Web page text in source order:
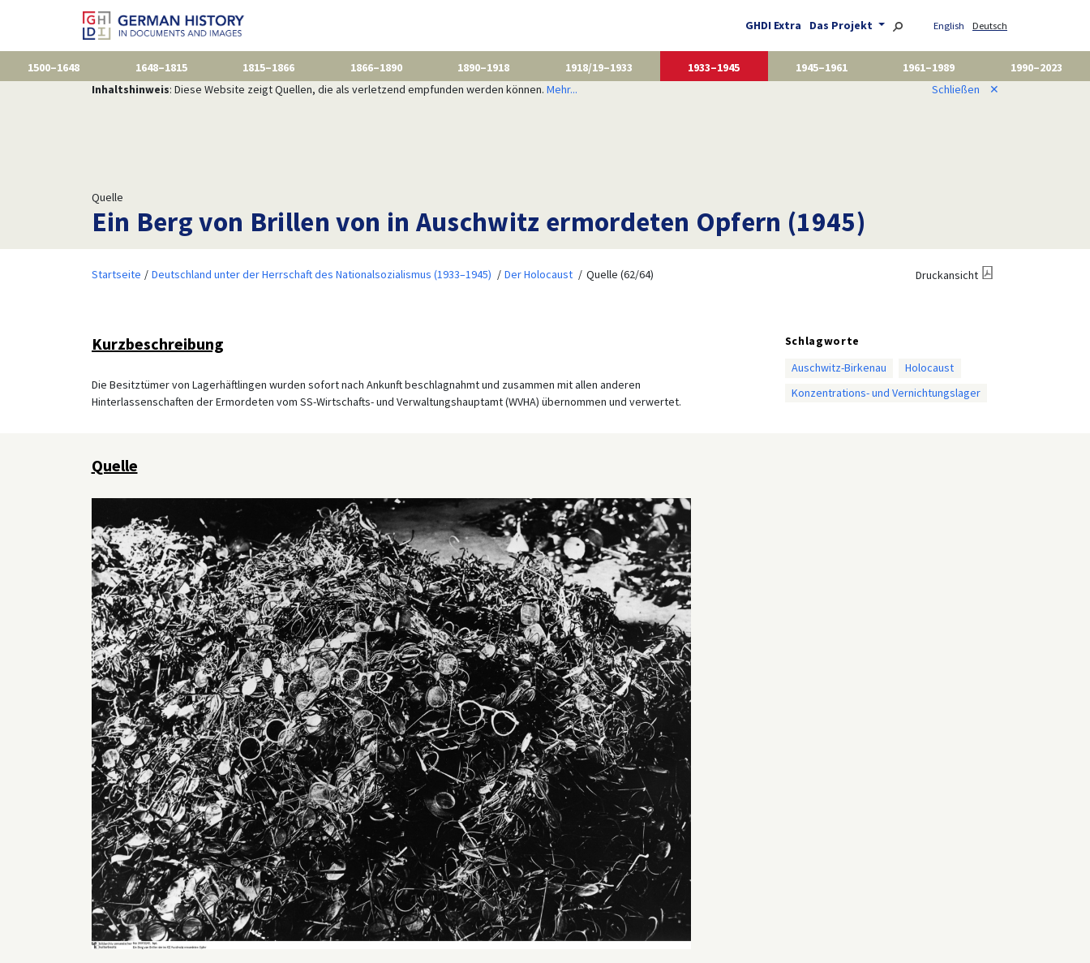
GHDI Extra Das Projekt English Deutsch
1500–1648 1648–1815 1815–1866 1866–1890 1890–1918 1918/19–1933 1933–1945 1945–1961 1961–1989
1990–2023
Inhaltshinweis: Diese Website zeigt Quellen, die als verletzend empfunden werden können. Mehr... Schließen ✕
Quelle
Ein Berg von Brillen von in Auschwitz ermordeten Opfern (1945)
Startseite Deutschland unter der Herrschaft des Nationalsozialismus (1933–1945) Der Holocaust Quelle (62/64) Druckansicht
Kurzbeschreibung
Die Besitztümer von Lagerhäftlingen wurden sofort nach Ankunft beschlagnahmt und zusammen mit allen anderen
Hinterlassenschaften der Ermordeten vom SS-Wirtschafts- und Verwaltungshauptamt (WVHA) übernommen und verwertet.
Schlagworte
Auschwitz-Birkenau
Holocaust
Konzentrations- und Vernichtungslager
Quelle